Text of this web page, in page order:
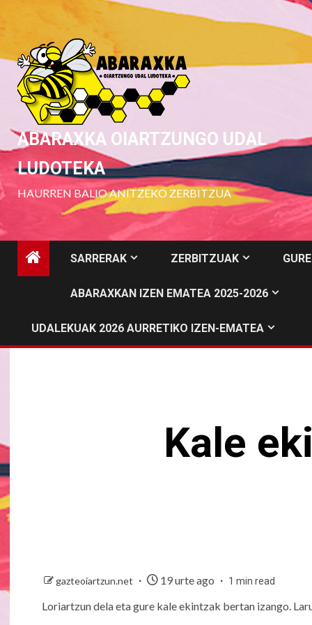
to
content
ABARAXKA OIARTZUNGO UDAL
LUDOTEKA
HAURREN BALIO ANITZEKO ZERBITZUA
SARRERAK ZERBITZUAK
ABARAXKAN IZEN EMATEA 2025-2026
UDALEKUAK 2026 AURRETIKO IZEN-EMATEA
Kale
gazteoiartzun.net 19 urte ago 1 min read
Loriartzun dela eta gure kale ekintzak bertan izango.